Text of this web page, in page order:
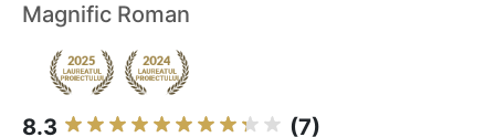
Magnific Roman
8.3 (7)